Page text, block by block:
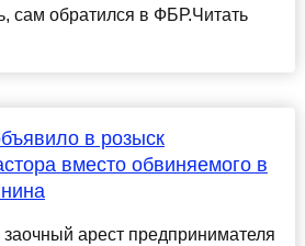
сам обратился в ФБР.Читать
в розыск
вместо обвиняемого в
арест предпринимателя